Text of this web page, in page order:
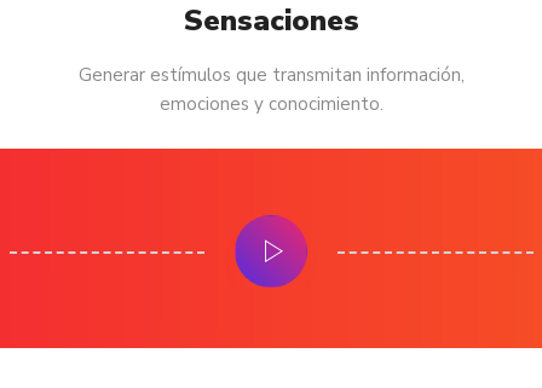
Sensaciones
Generar estímulos que transmitan información,
emociones y conocimiento.